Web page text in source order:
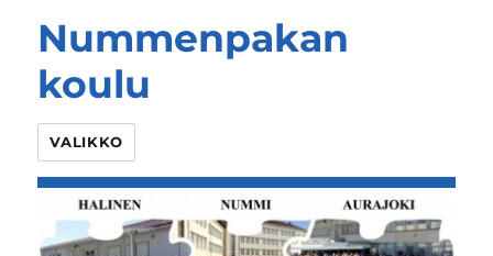
Nummenpakan
koulu
VALIKKO